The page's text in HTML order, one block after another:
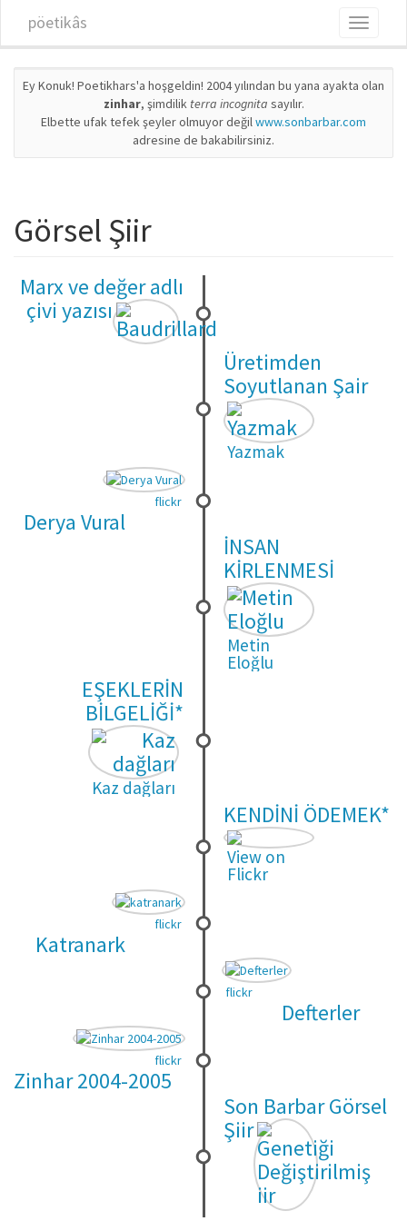
pöetikâs
Toggle
Ey Konuk! Poetikhars'a hoşgeldin! 2004 yılından bu yana ayakta olan
zinhar, şimdilik terra incognita sayılır.
Elbette ufak tefek şeyler olmuyor değilwww.sonbarbar.com
adresine de bakabilirsiniz.
Görsel Şiir
Marx ve değer adlı
çivi yazısı
Üretimden
Soyutlanan Şair
Yazmak
flickr
Derya Vural
İNSAN
KİRLENMESİ
Metin
Eloğlu
EŞEKLERİN
BİLGELİĞİ*
Kaz dağları
KENDİNİ ÖDEMEK*
View on
Flickr
flickr
Katranark
flickr
Defterler
flickr
Zinhar 2004-2005
Son Barbar Görsel
Şiir